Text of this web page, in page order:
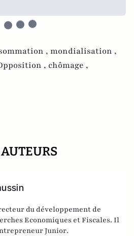
, mondialisation ,
, chômage ,
du développement de
Economiques et Fiscales. Il
Junior.